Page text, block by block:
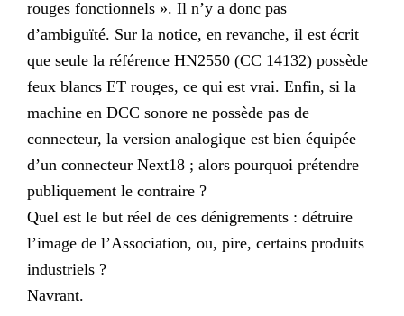
rouges fonctionnels ». Il n’y a donc pas
d’ambiguïté. Sur la notice, en revanche, il est écrit
que seule la référence HN2550 (CC 14132) possède
feux blancs ET rouges, ce qui est vrai. Enfin, si la
machine en DCC sonore ne possède pas de
connecteur, la version analogique est bien équipée
d’un connecteur Next18 ; alors pourquoi prétendre
publiquement le contraire ?
Quel est le but réel de ces dénigrements : détruire
l’image de l’Association, ou, pire, certains produits
industriels ?
Navrant.